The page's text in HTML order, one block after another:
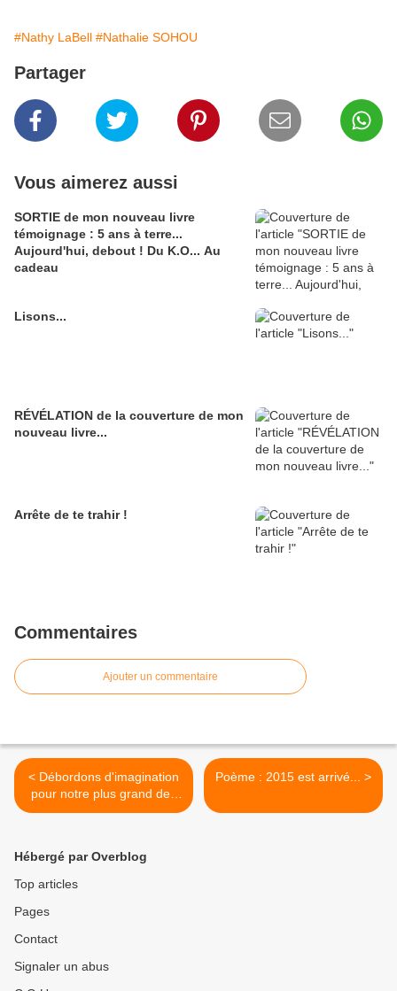
#Nathy LaBell #Nathalie SOHOU
Partager
Vous aimerez aussi
SORTIE de mon nouveau livre
témoignage : 5 ans à terre...
Aujourd'hui, debout ! Du K.O... Au
cadeau
Lisons...
RÉVÉLATION de la couverture de mon
nouveau livre...
Arrête de te trahir !
Commentaires
Ajouter un commentaire
< Débordons d'imagination
pour notre plus grand des
bonheurs...
Poème : 2015 est arrivé... >
Hébergé par Overblog
Top articles
Pages
Contact
Signaler un abus